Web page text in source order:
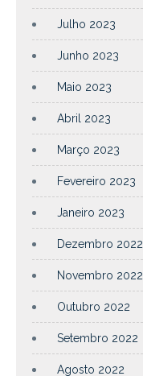
Julho 2023
Junho 2023
Maio 2023
Abril 2023
Março 2023
Fevereiro 2023
Janeiro 2023
Dezembro 2022
Novembro 2022
Outubro 2022
Setembro 2022
Agosto 2022